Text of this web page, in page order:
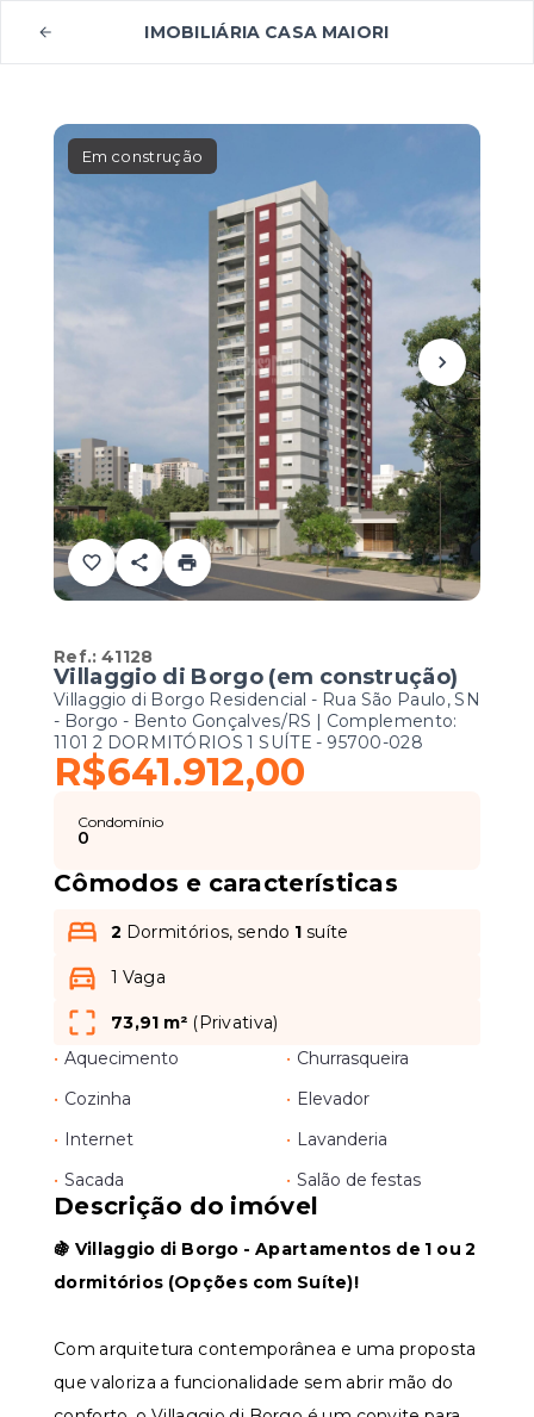
IMOBILIÁRIA CASA MAIORI
Em construção
Ref.:41128
Villaggio di Borgo (em construção)
Villaggio di Borgo Residencial - Rua São Paulo, SN
- Borgo - Bento Gonçalves/RS | Complemento:
1101 2 DORMITÓRIOS 1 SUÍTE - 95700-028
R$641.912,00
Condomínio
0
Cômodos e características
2 Dormitórios, sendo 1 suíte
1 Vaga
73,91 m² (Privativa)
• Aquecimento • Churrasqueira
• Cozinha • Elevador
• Internet • Lavanderia
• Sacada • Salão de festas
Descrição do imóvel
🍇 Villaggio di Borgo - Apartamentos de 1 ou 2
dormitórios (Opções com Suíte)!
Com arquitetura contemporânea e uma proposta
que valoriza a funcionalidade sem abrir mão do